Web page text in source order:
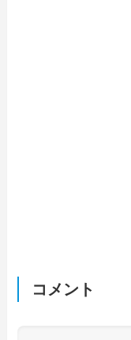
コメント